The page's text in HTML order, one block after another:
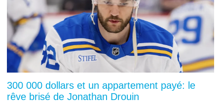
300 000 dollars et un appartement payé: le
rêve brisé de Jonathan Drouin